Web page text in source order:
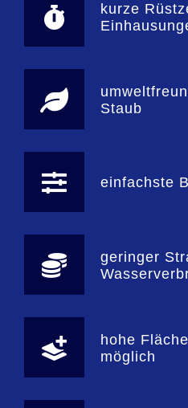
kurze
Staub
einfachste
geringer
hohe
möglich